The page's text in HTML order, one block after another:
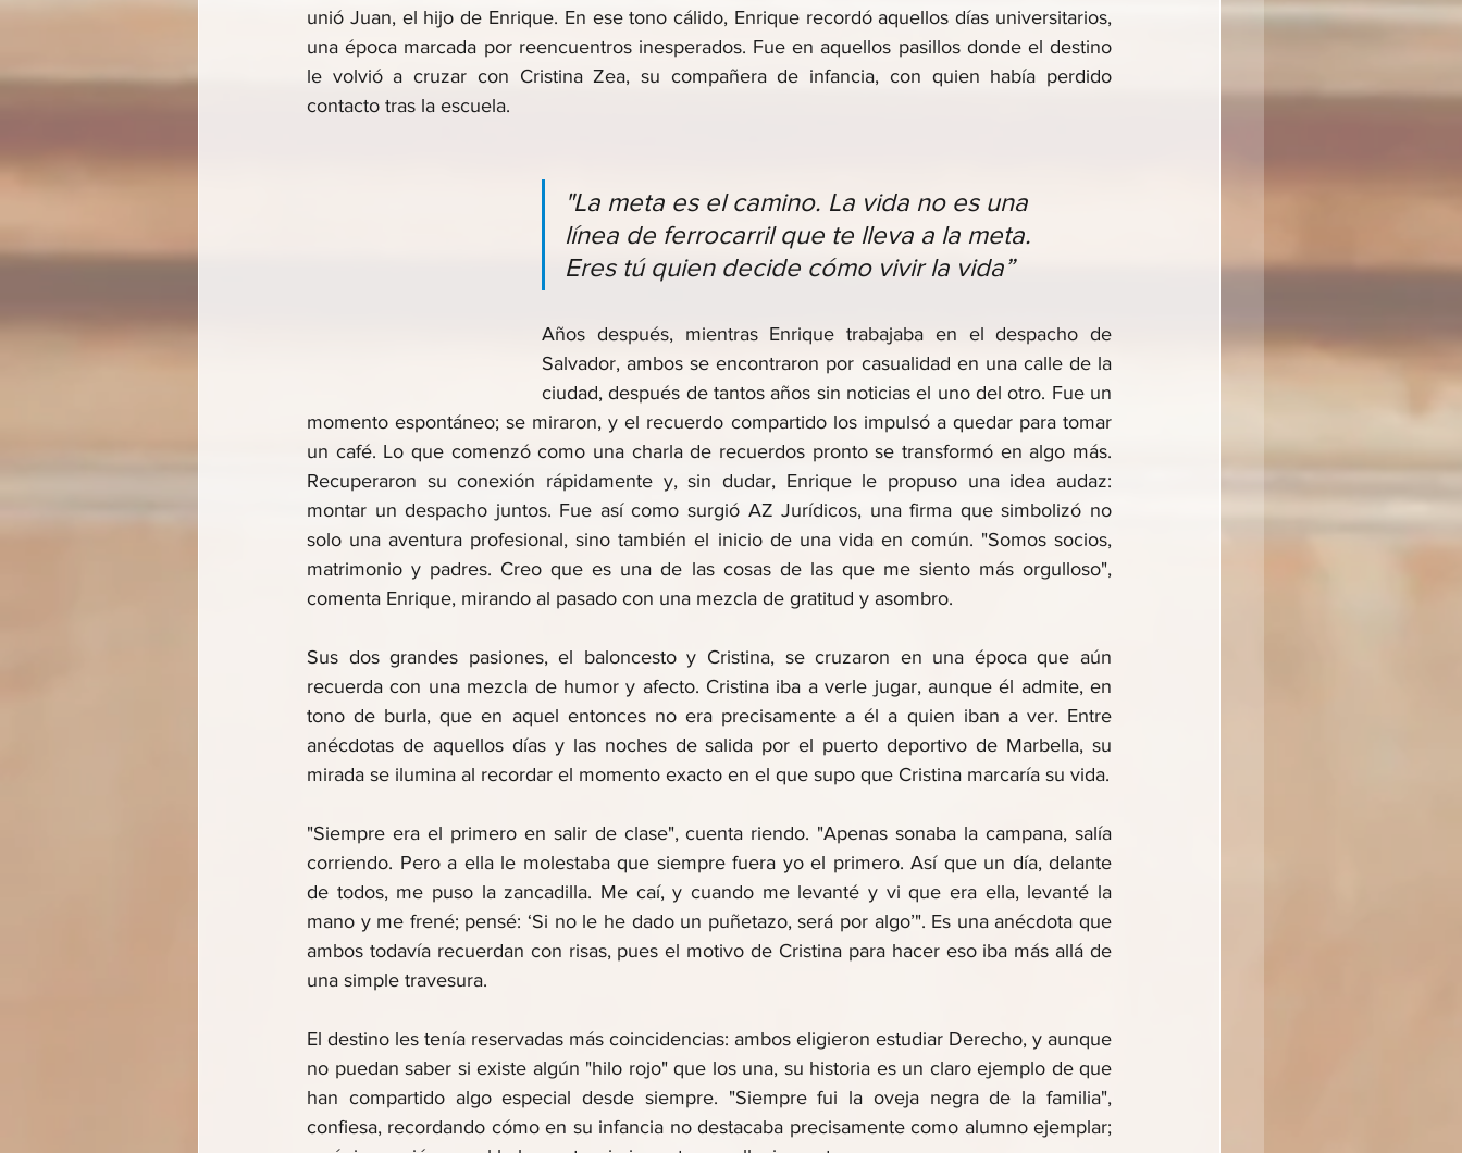
unió Juan, el hijo de Enrique. En ese tono cálido, Enrique recordó aquellos días universitarios,
una época marcada por reencuentros inesperados. Fue en aquellos pasillos donde el destino
le volvió a cruzar con Cristina Zea, su compañera de infancia, con quien había perdido
contacto tras la escuela.
"La meta es el camino. La vida no es una
línea de ferrocarril que te lleva a la meta.
Eres tú quien decide cómo vivir la vida”
Años después, mientras Enrique trabajaba en el despacho de
Salvador, ambos se encontraron por casualidad en una calle de la
ciudad, después de tantos años sin noticias el uno del otro. Fue un
momento espontáneo; se miraron, y el recuerdo compartido los impulsó a quedar para tomar
un café. Lo que comenzó como una charla de recuerdos pronto se transformó en algo más.
Recuperaron su conexión rápidamente y, sin dudar, Enrique le propuso una idea audaz:
montar un despacho juntos. Fue así como surgió AZ Jurídicos, una firma que simbolizó no
solo una aventura profesional, sino también el inicio de una vida en común. "Somos socios,
matrimonio y padres. Creo que es una de las cosas de las que me siento más orgulloso",
comenta Enrique, mirando al pasado con una mezcla de gratitud y asombro.
Sus dos grandes pasiones, el baloncesto y Cristina, se cruzaron en una época que aún
recuerda con una mezcla de humor y afecto. Cristina iba a verle jugar, aunque él admite, en
tono de burla, que en aquel entonces no era precisamente a él a quien iban a ver. Entre
anécdotas de aquellos días y las noches de salida por el puerto deportivo de Marbella, su
mirada se ilumina al recordar el momento exacto en el que supo que Cristina marcaría su vida.
"Siempre era el primero en salir de clase", cuenta riendo. "Apenas sonaba la campana, salía
corriendo. Pero a ella le molestaba que siempre fuera yo el primero. Así que un día, delante
de todos, me puso la zancadilla. Me caí, y cuando me levanté y vi que era ella, levanté la
mano y me frené; pensé: ‘Si no le he dado un puñetazo, será por algo’". Es una anécdota que
ambos todavía recuerdan con risas, pues el motivo de Cristina para hacer eso iba más allá de
una simple travesura.
El destino les tenía reservadas más coincidencias: ambos eligieron estudiar Derecho, y aunque
no puedan saber si existe algún "hilo rojo" que los una, su historia es un claro ejemplo de que
han compartido algo especial desde siempre. "Siempre fui la oveja negra de la familia",
confiesa, recordando cómo en su infancia no destacaba precisamente como alumno ejemplar;